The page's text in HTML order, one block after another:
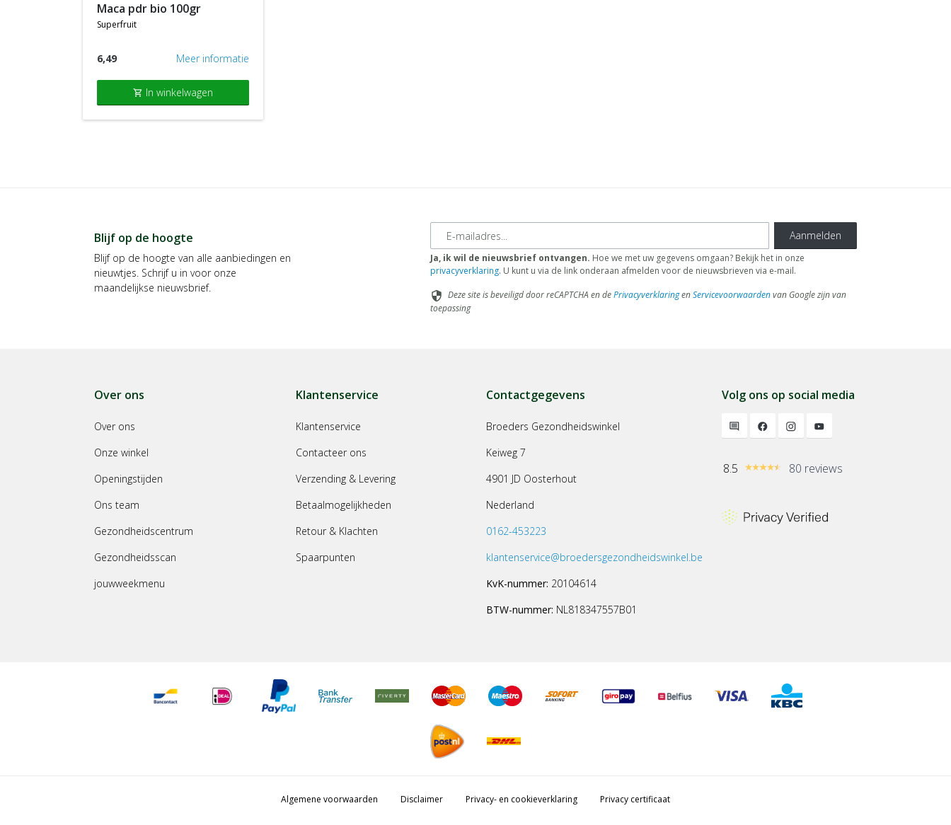
maca pdr bio 100gr
superfruit
6,49 Meer informatie
shopping_cart In winkelwagen
Blijf op de hoogte
Blijf op de hoogte van alle aanbiedingen en
nieuwtjes. Schrijf u in voor onze
maandelijkse nieuwsbrief.
E-mailadres Aanmelden
Ja, ik wil de nieuwsbrief ontvangen. Hoe we met uw gegevens omgaan? Bekijk het in onze
privacyverklaring. U kunt u via de link onderaan afmelden voor de nieuwsbrieven via e-mail.
security Deze site is beveiligd door reCAPTCHA en dePrivacyverklaringenServicevoorwaardenvan Google zijn van
toepassing
Over ons
Over ons
Onze winkel
Openingstijden
Ons team
Gezondheidscentrum
Gezondheidsscan
jouwweekmenu
Klantenservice
Klantenservice
Contacteer ons
Verzending & Levering
Betaalmogelijkheden
Retour & Klachten
Spaarpunten
Contactgegevens
Broeders Gezondheidswinkel
Keiweg 7
4901 JD Oosterhout
Nederland
0162-453223
klantenservice@broedersgezondheidswinkel.be
KvK-nummer: 20104614
BTW-nummer: NL818347557B01
Volg ons op social media
8.5 80 reviews
Algemene voorwaarden Disclaimer Privacy- en cookieverklaring Privacy certificaat